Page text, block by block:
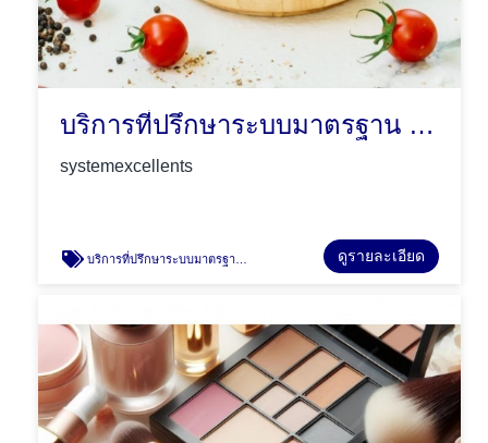
บริการที่ปรึกษาระบบมาตรฐาน ISO22000
systemexcellents
บริการที่ปรึกษาระบบมาตรฐาน ISO22000 ดูรายละเอียด